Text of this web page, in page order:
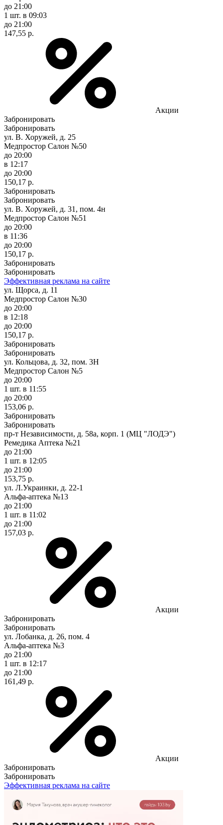
до 21:00
1 шт. в 09:03
до 21:00
147,55 р.
Акции
Забронировать
Забронировать
ул. В. Хоружей, д. 25
Медпростор Салон №50
до 20:00
в 12:17
до 20:00
150,17 р.
Забронировать
Забронировать
ул. В. Хоружей, д. 31, пом. 4н
Медпростор Салон №51
до 20:00
в 11:36
до 20:00
150,17 р.
Забронировать
Забронировать
Эффективная реклама на сайте
ул. Щорса, д. 11
Медпростор Салон №30
до 20:00
в 12:18
до 20:00
150,17 р.
Забронировать
Забронировать
ул. Кольцова, д. 32, пом. 3Н
Медпростор Салон №5
до 20:00
1 шт. в 11:55
до 20:00
153,06 р.
Забронировать
Забронировать
пр-т Независимости, д. 58а, корп. 1 (МЦ "ЛОДЭ")
Ремедика Аптека №21
до 21:00
1 шт. в 12:05
до 21:00
153,75 р.
ул. Л.Украинки, д. 22-1
Альфа-аптека №13
до 21:00
1 шт. в 11:02
до 21:00
157,03 р.
Акции
Забронировать
Забронировать
ул. Лобанка, д. 26, пом. 4
Альфа-аптека №3
до 21:00
1 шт. в 12:17
до 21:00
161,49 р.
Акции
Забронировать
Забронировать
Эффективная реклама на сайте